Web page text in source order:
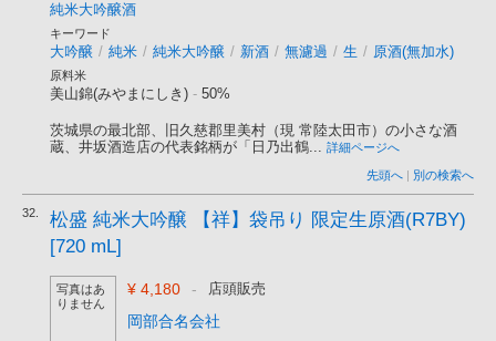
純米大吟醸酒
キーワード
大吟醸 / 純米 / 純米大吟醸 / 新酒 / 無濾過 / 生 / 原酒(無加水)
原料米
美山錦(みやまにしき) - 50%
茨城県の最北部、旧久慈郡里美村（現 常陸太田市）の小さな酒
蔵、井坂酒造店の代表銘柄が「日乃出鶴... 詳細ページへ
先頭へ | 別の検索へ
32.
松盛 純米大吟醸 【祥】袋吊り 限定生原酒(R7BY)
[720 mL]
写真はあ
りません
¥ 4,180 - 店頭販売
岡部合名会社